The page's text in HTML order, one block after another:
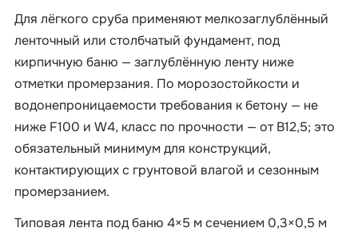
Для лёгкого сруба применяют мелкозаглублённый
ленточный или столбчатый фундамент, под
кирпичную баню — заглублённую ленту ниже
отметки промерзания. По морозостойкости и
водонепроницаемости требования к бетону — не
ниже F100 и W4, класс по прочности — от B12,5; это
обязательный минимум для конструкций,
контактирующих с грунтовой влагой и сезонным
промерзанием.
Типовая лента под баню 4×5 м сечением 0,3×0,5 м